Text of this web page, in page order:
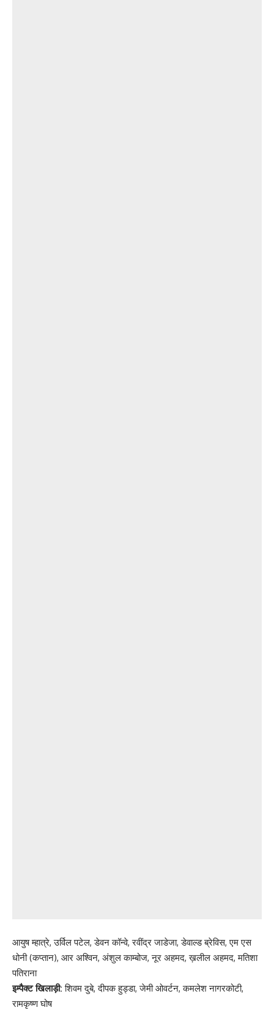
आयुष म्हात्रे, उर्विल पटेल, डेवन कॉन्वे, रवींद्र जाडेजा, डेवाल्ड ब्रेविस, एम एस
धोनी (कप्तान), आर अश्विन, अंशुल काम्बोज, नूर अहमद, ख़लील अहमद, मतिशा
पतिराना
इम्पैक्ट खिलाड़ी: शिवम दुबे, दीपक हुड्डा, जेमी ओवर्टन, कमलेश नागरकोटी,
रामकृष्ण घोष